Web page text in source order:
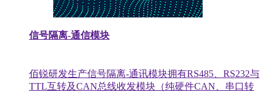
信号隔离-通信模块
佰锐研发生产信号隔离-通讯模块拥有RS485、RS232与
TTL互转及CAN总线收发模块（纯硬件CAN、串口转